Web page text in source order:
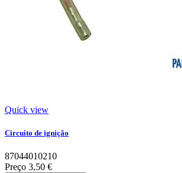
Quick view
Circuito de ignição
87044010210
Preço 3,50 €